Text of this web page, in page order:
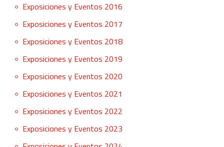
Exposiciones y Eventos 2016
Exposiciones y Eventos 2017
Exposiciones y Eventos 2018
Exposiciones y Eventos 2019
Exposiciones y Eventos 2020
Exposiciones y Eventos 2021
Exposiciones y Eventos 2022
Exposiciones y Eventos 2023